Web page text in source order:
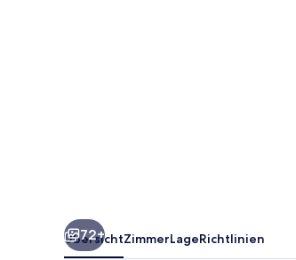
72+
ÜbersichtZimmerLageRichtlinien